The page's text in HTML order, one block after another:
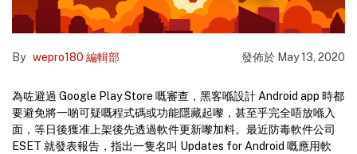
By wepro180 編輯部 發佈於 May 13, 2020
為咗避過 Google Play Store 嘅審查，黑客喺設計 Android app 時都
要避免將一啲可疑嘅程式碼或功能隱藏起嚟，甚至乎完全唔放喺入
面，等日後獲准上架後先透過軟件更新嚟加料。最近防毒軟件公司
ESET 就發表報告，指出一隻名叫 Updates for Android 嘅應用軟